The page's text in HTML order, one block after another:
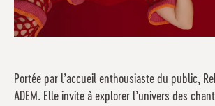
Portée par l’accueil enthousiaste du public,
ADEM. Elle invite à explorer l’univers des